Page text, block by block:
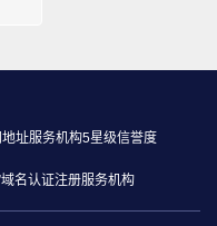
地址服务机构5星级信誉度
域名认证注册服务机构